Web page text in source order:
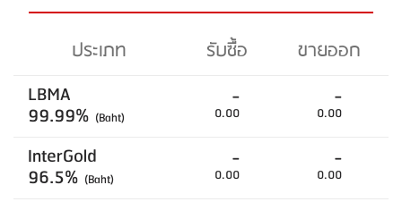
ประเภท รับซื้อ
ขายออก
LBMA
99.99% (Baht)
-
0.00
-
0.00
InterGold
96.5% (Baht)
-
0.00
-
0.00